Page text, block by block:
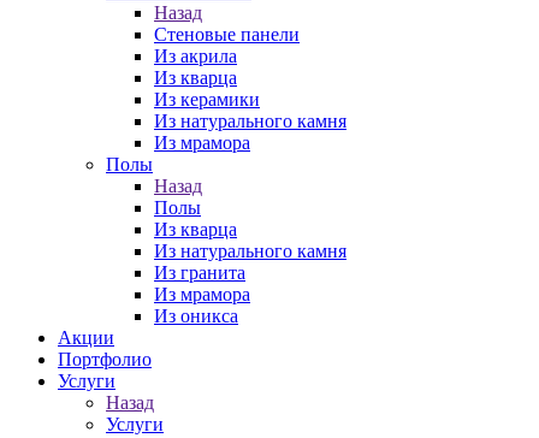
Назад
Стеновые панели
Из акрила
Из кварца
Из керамики
Из натурального камня
Из мрамора
Полы
Назад
Полы
Из кварца
Из натурального камня
Из гранита
Из мрамора
Из оникса
Акции
Портфолио
Услуги
Назад
Услуги